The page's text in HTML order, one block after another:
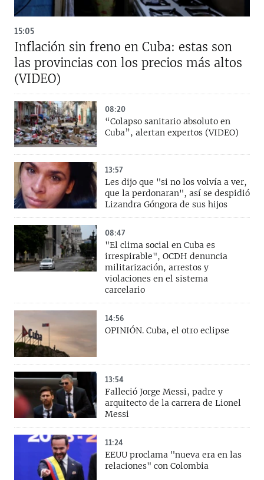
15:05
Inflación sin freno en Cuba: estas son
las provincias con los precios más altos
(VIDEO)
08:20
“Colapso sanitario absoluto en
Cuba”, alertan expertos (VIDEO)
13:57
Les dijo que "si no los volvía a ver,
que la perdonaran", así se despidió
Lizandra Góngora de sus hijos
08:47
"El clima social en Cuba es
irrespirable", OCDH denuncia
militarización, arrestos y
violaciones en el sistema
carcelario
14:56
OPINIÓN. Cuba, el otro eclipse
13:54
Falleció Jorge Messi, padre y
arquitecto de la carrera de Lionel
Messi
11:24
EEUU proclama "nueva era en las
relaciones" con Colombia